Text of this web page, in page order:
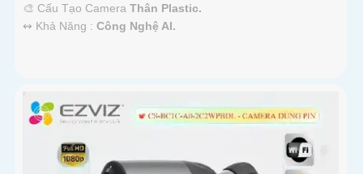
🎨 Cấu Tạo Camera Thân Plastic.
️↭ Khả Năng : Công Nghệ AI.